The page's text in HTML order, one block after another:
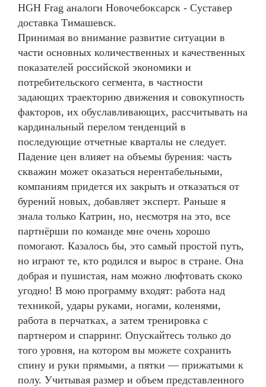
HGH Frag аналоги Новочебоксарск - Суставер
доставка Тимашевск.
Принимая во внимание развитие ситуации в
части основных количественных и качественных
показателей российской экономики и
потребительского сегмента, в частности
задающих траекторию движения и совокупность
факторов, их обуславливающих, рассчитывать на
кардинальный перелом тенденций в
последующие отчетные кварталы не следует.
Падение цен влияет на объемы бурения: часть
скважин может оказаться нерентабельными,
компаниям придется их закрыть и отказаться от
бурений новых, добавляет эксперт. Раньше я
знала только Катрин, но, несмотря на это, все
партнёрши по команде мне очень хорошо
помогают. Казалось бы, это самый простой путь,
но играют те, кто родился и вырос в стране. Она
добрая и пушистая, нам можно люфтовать скоко
угодно! В мою программу входят: работа над
техникой, удары руками, ногами, коленями,
работа в перчатках, а затем тренировка с
партнером и спарринг. Опускайтесь только до
того уровня, на котором вы можете сохранить
спину и руки прямыми, а пятки — прижатыми к
полу. Учитывая размер и объем представленного